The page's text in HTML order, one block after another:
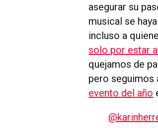
asegurar su
musical se
incluso a
solo por estar
quejamos de
pero seguimos
evento del año